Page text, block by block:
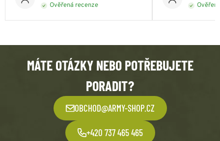
Ověřená recenze
MÁTE OTÁZKY NEBO POTŘEBUJETE
PORADIT?
OBCHOD@ARMY-SHOP.CZ
+420 737 465 465